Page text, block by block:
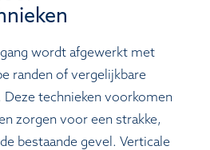
wordt afgewerkt met
randen of vergelijkbare
technieken voorkomen
zorgen voor een strakke,
bestaande gevel. Verticale